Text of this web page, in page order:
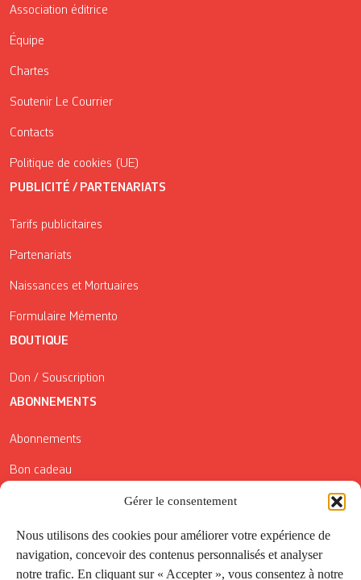
Gérer le consentement
Nous utilisons des cookies pour améliorer votre expérience de
navigation, concevoir des contenus personnalisés et analyser
notre trafic. En cliquant sur « Accepter », vous consentez à notre
Association éditrice
Équipe
Chartes
Soutenir Le Courrier
Contacts
Politique de cookies (UE)
PUBLICITÉ / PARTENARIATS
Tarifs publicitaires
Partenariats
Naissances et Mortuaires
Formulaire Mémento
BOUTIQUE
Don / Souscription
ABONNEMENTS
Abonnements
Bon cadeau
Conditions générales de vente
Réductions de la Carte Côté Courrier
Application